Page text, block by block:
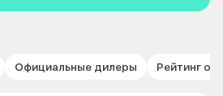
Официальные дилеры Рейтинг